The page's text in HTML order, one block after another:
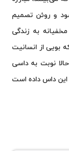
و روئن تصمیم
به زندگی
بویی از انسانیت
نوبت به داسی
داس داده است